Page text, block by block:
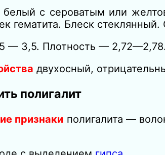
с сероватым или
гематита. Блеск
— 3,5. Плотность — 2,72—2,78.
двухосный,
полигалит
признаки полигалита —